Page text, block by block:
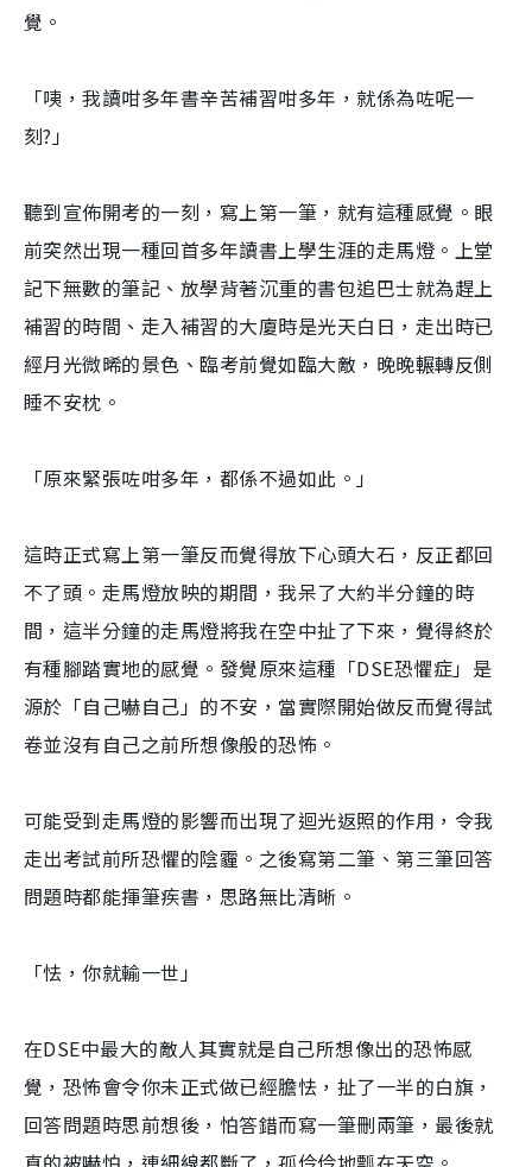
覺。
「咦，我讀咁多年書辛苦補習咁多年，就係為咗呢一
刻?」
聽到宣佈開考的一刻，寫上第一筆，就有這種感覺。眼
前突然出現一種回首多年讀書上學生涯的走馬燈。上堂
記下無數的筆記、放學背著沉重的書包追巴士就為趕上
補習的時間、走入補習的大廈時是光天白日，走出時已
經月光微晞的景色、臨考前覺如臨大敵，晚晚輾轉反側
睡不安枕。
「原來緊張咗咁多年，都係不過如此。」
這時正式寫上第一筆反而覺得放下心頭大石，反正都回
不了頭。走馬燈放映的期間，我呆了大約半分鐘的時
間，這半分鐘的走馬燈將我在空中扯了下來，覺得終於
有種腳踏實地的感覺。發覺原來這種「DSE恐懼症」是
源於「自己嚇自己」的不安，當實際開始做反而覺得試
卷並沒有自己之前所想像般的恐怖。
可能受到走馬燈的影響而出現了迴光返照的作用，令我
走出考試前所恐懼的陰霾。之後寫第二筆、第三筆回答
問題時都能揮筆疾書，思路無比清晰。
「怯，你就輸一世」
在DSE中最大的敵人其實就是自己所想像出的恐怖感
覺，恐怖會令你未正式做已經膽怯，扯了一半的白旗，
回答問題時思前想後，怕答錯而寫一筆刪兩筆，最後就